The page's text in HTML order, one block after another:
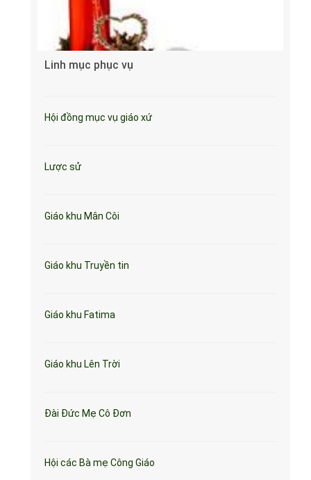
Linh mục phục vụ
Hội đồng mục vụ giáo xứ
Lược sử
Giáo khu Mân Côi
Giáo khu Truyền tin
Giáo khu Fatima
Giáo khu Lên Trời
Đài Đức Mẹ Cô Đơn
Hội các Bà mẹ Công Giáo